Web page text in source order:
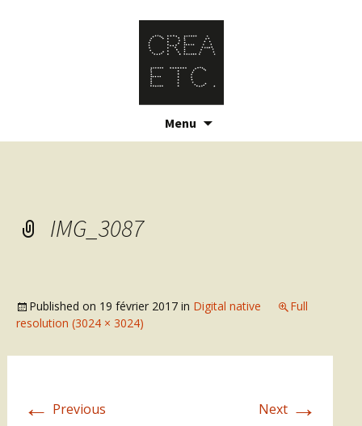
Menu
IMG_3087
Published on 19 février 2017 in Digital native
Full
resolution (3024 × 3024)
← Previous Next →